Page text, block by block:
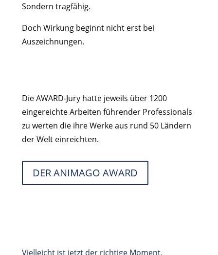
Sondern tragfähig.
Doch Wirkung beginnt nicht erst bei
Auszeichnungen.
Die AWARD-Jury hatte jeweils über 1200
eingereichte Arbeiten führender Professionals
zu werten die ihre Werke aus rund 50 Ländern
der Welt einreichten.
DER ANIMAGO AWARD
Vielleicht ist jetzt der richtige Moment.